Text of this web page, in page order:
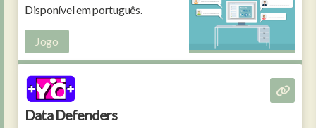
Disponível em português.
Jogo
Data Defenders